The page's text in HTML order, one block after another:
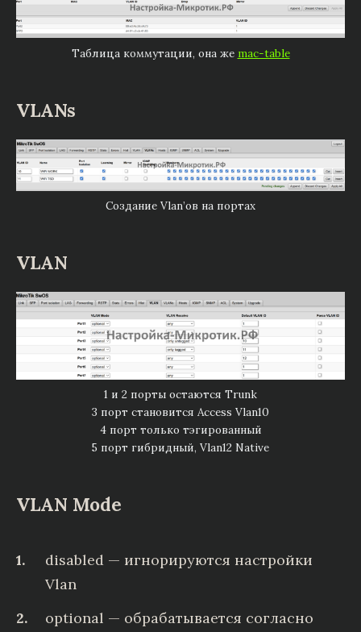
Таблица коммутации, она же mac-table
VLANs
Создание Vlan’ов на портах
VLAN
1 и 2 порты остаются Trunk
3 порт становится Access Vlan10
4 порт только тэгированный
5 порт гибридный, Vlan12 Native
VLAN Mode
disabled — игнорируются настройки
Vlan
optional — обрабатывается согласно